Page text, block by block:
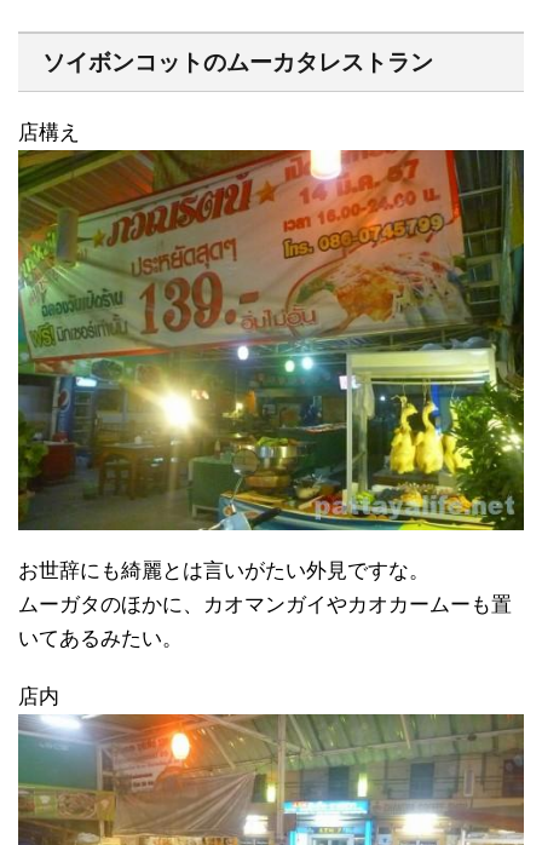
ソイボンコットのムーカタレストラン
店構え
お世辞にも綺麗とは言いがたい外見ですな。
ムーガタのほかに、カオマンガイやカオカームーも置
いてあるみたい。
店内